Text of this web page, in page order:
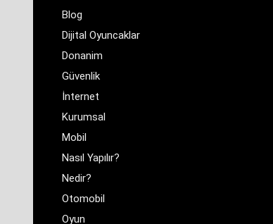
Blog
Dijital Oyuncaklar
Donanim
Güvenlik
İnternet
Kurumsal
Mobil
Nasıl Yapılır?
Nedir?
Otomobil
Oyun